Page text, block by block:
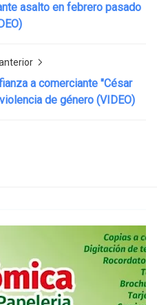
asalto en febrero pasado
a comerciante "César
de género (VIDEO)